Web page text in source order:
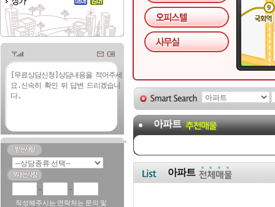
- -
작성해주시는 연락처는 문의 및
아파트
아파트